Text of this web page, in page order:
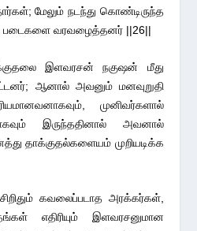
மேலும் நடந்து கொண்டிருந்த
படைகளை வரவழைத்தனர் ||26||
இளவரசன் நகுஷன் மீது
ஆனால் அவனும் மனவுறுதி
முனிவர்களால்
இருந்ததினால் அவனால்
தாக்குதல்களையம் முறியடிக்க
கவலைப்படாத அரக்கர்கள்,
எதிரியும் இளவரசனுமான